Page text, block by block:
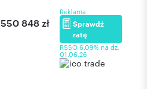
550 848 zł
Reklama
Sprawdź
ratę
RSSO 6,09% na dz.
01.06.26